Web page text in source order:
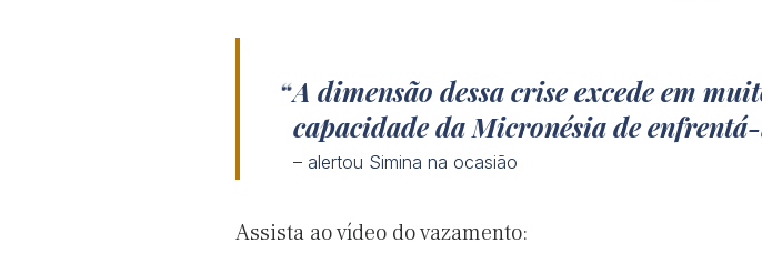
A dimensão dessa crise excede em
capacidade da Micronésia de
– alertou Simina na ocasião
Assista ao vídeo do vazamento: